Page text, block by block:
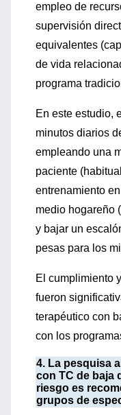
empleo de
supervisión
equivalentes
de vida
programa
En este estudio,
minutos diarios
empleando una
paciente
entrenamiento
medio hogareño
y bajar un
pesas para los
El cumplimiento
fueron
terapéutico con
con los
4. La pesquisa
con TC de baja
riesgo es
grupos de